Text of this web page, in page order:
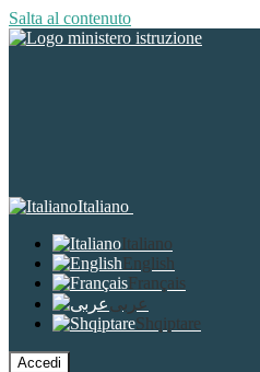
Salta al contenuto
Italiano
Italiano
English
Français
عربى
Shqiptare
Accedi